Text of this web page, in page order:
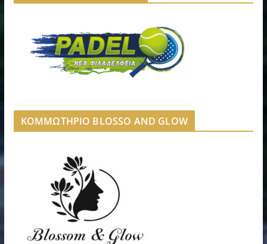
ΚΟΜΜΩΤΗΡΙΟ BLOSSO AND GLOW